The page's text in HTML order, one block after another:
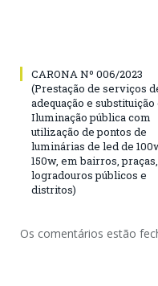
CARONA Nº 006/2023
(Prestação de serviços
adequação e substituição
Iluminação pública com
utilização de pontos de
luminárias de led de
150w, em bairros, praças,
logradouros públicos e
distritos)
Os comentários estão